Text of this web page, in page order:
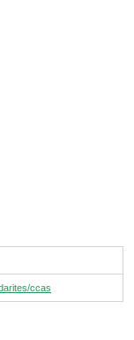
ccas